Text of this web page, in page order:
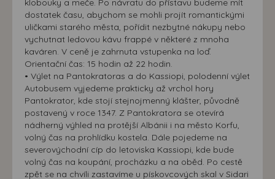
klobouky a meče. Po návratu do přístavu budeme mít
dostatek času, abychom se mohli projít romantickými
uličkami starého města, pořídit nezbytné nákupy nebo
vychutnat ledovou kávu frappé v některé z mnoha
kaváren. V ceně je zahrnuta vstupenka na loď.
Orientační čas: 15 hodin až 22 hodin.
• Výlet na Pantokratoras a do Kassiopi, polodenní výlet
Autobusem vyjedeme prakticky až vrchol hory
Pantokrator, kde stojí stejnojmenný klášter, původně
postavený v roce 1347. Z Pantokratora se otevírá
nádherný výhled na protější Albánii i na město Korfu,
volný čas na prohlídku kostela. Dále pojedeme na
severovýchodní cíp do letoviska Kassiopi, kde bude
volný čas na koupání, procházku a na oběd. Po cestě
zpět se na chvíli zastavíme u pískovcových skal v Sidari